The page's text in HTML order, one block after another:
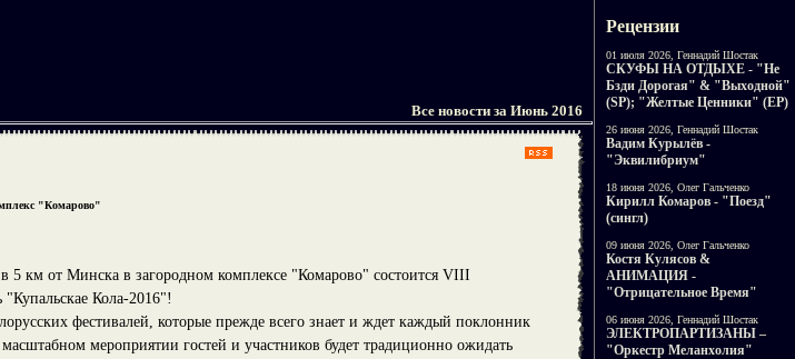
Все новости за Июнь 2016
"Комарово"
км от Минска в загородном комплексе "Комарово" состоится VIII
Кола-2016"!
фестивалей, которые прежде всего знает и ждет каждый поклонник
мероприятии гостей и участников будет традиционно ожидать
Рецензии
01 июля 2026, Геннадий Шостак
СКУФЫ НА ОТДЫХЕ - "Не
Бзди Дорогая" & "Выходной"
(SP); "Желтые Ценники" (EP)
26 июня 2026, Геннадий Шостак
Вадим Курылёв -
"Эквилибриум"
18 июня 2026, Олег Гальченко
Кирилл Комаров - "Поезд"
(сингл)
09 июня 2026, Олег Гальченко
Костя Кулясов &
АНИМАЦИЯ -
"Отрицательное Время"
06 июня 2026, Геннадий Шостак
ЭЛЕКТРОПАРТИЗАНЫ –
"Оркестр Меланхолия"